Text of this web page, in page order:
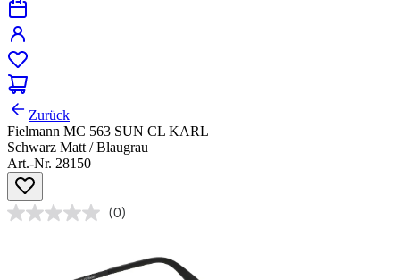
Zurück
Fielmann MC 563 SUN CL KARL
Schwarz Matt / Blaugrau
Art.-Nr. 28150
(0)